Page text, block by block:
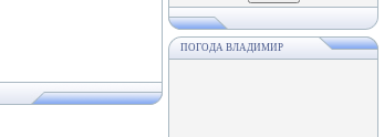
ПОГОДА ВЛАДИМИР